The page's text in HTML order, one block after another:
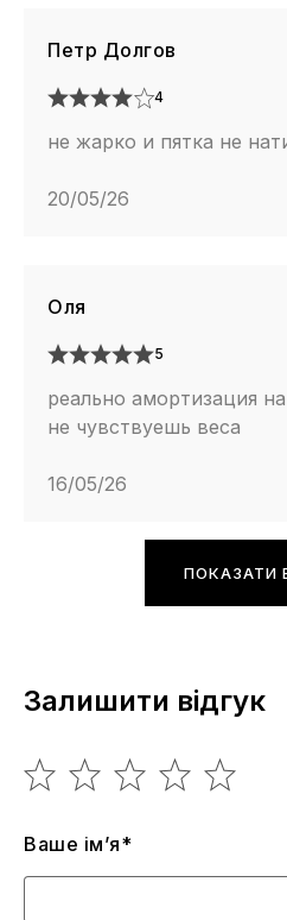
Петр Долгов
4
не жарко и пятка не
20/05/26
Оля
5
реально амортизация
не чувствуешь веса
16/05/26
ПОКАЗАТИ
Залишити відгук
Ваше ім’я*